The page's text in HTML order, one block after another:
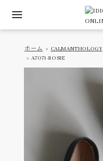
ホーム > CALMANTHOLOGY
> A7071-ROSIE